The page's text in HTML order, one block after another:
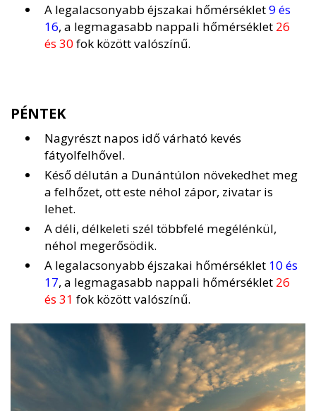
A legalacsonyabb éjszakai hőmérséklet9 és
16, a legmagasabb nappali hőmérséklet 26
és 30fok között valószínű.
PÉNTEK
Nagyrészt napos idő várható kevés
fátyolfelhővel.
Késő délután a Dunántúlon növekedhet meg
a felhőzet, ott este néhol zápor, zivatar is
lehet.
A déli, délkeleti szél többfelé megélénkül,
néhol megerősödik.
A legalacsonyabb éjszakai hőmérséklet 10 és
17, a legmagasabb nappali hőmérséklet 26
és 31 fok között valószínű.